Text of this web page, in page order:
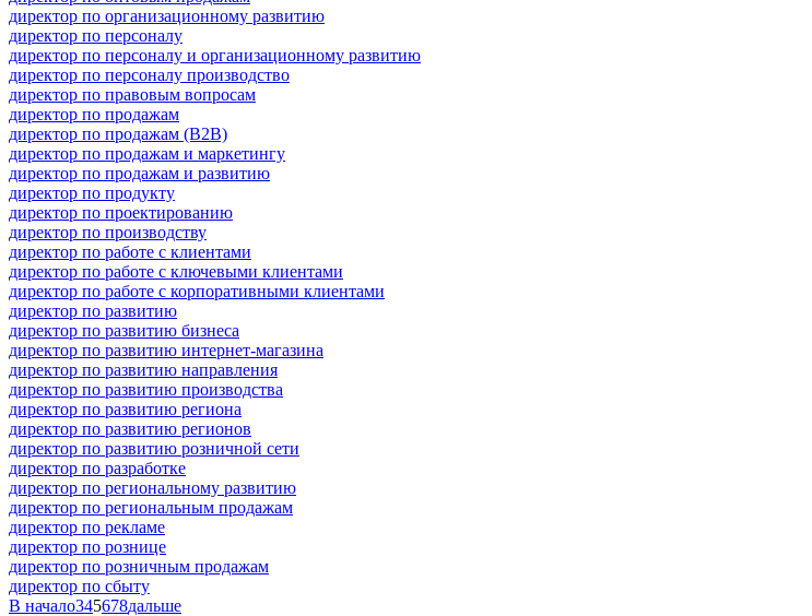
директор по организационному развитию
директор по персоналу
директор по персоналу и организационному развитию
директор по персоналу производство
директор по правовым вопросам
директор по продажам
директор по продажам (B2B)
директор по продажам и маркетингу
директор по продажам и развитию
директор по продукту
директор по проектированию
директор по производству
директор по работе с клиентами
директор по работе с ключевыми клиентами
директор по работе с корпоративными клиентами
директор по развитию
директор по развитию бизнеса
директор по развитию интернет-магазина
директор по развитию направления
директор по развитию производства
директор по развитию региона
директор по развитию регионов
директор по развитию розничной сети
директор по разработке
директор по региональному развитию
директор по региональным продажам
директор по рекламе
директор по рознице
директор по розничным продажам
директор по сбыту
В начало345678дальше